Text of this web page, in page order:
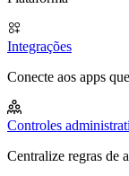
Integrações
Conecte aos apps
Controles
Centralize regras de